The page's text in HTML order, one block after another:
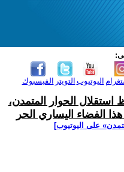
الفيسبوك التويتر اليوتيوب
استقلال الحوار المتمدن،
الفضاء اليساري الحر
على اليوتيوب]